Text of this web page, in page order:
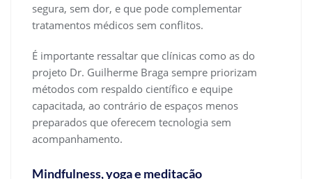
segura, sem dor, e que pode complementar
tratamentos médicos sem conflitos.
É importante ressaltar que clínicas como as do
projeto Dr. Guilherme Braga sempre priorizam
métodos com respaldo científico e equipe
capacitada, ao contrário de espaços menos
preparados que oferecem tecnologia sem
acompanhamento.
Mindfulness, yoga e meditação